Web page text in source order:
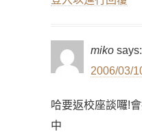
miko says:
2006/03/
哈要返校座談囉!
中